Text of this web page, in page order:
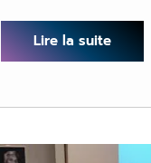
Lire la suite